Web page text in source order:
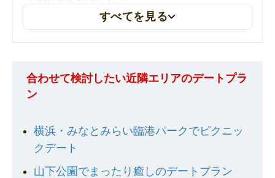
すべてを見る
合わせて検討したい近隣エリアのデートプラ
ン
横浜・みなとみらい臨港パークでピクニッ
クデート
山下公園でまったり癒しのデートプラン